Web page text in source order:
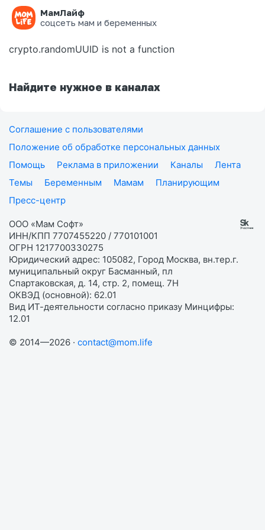
МамЛайф
соцсеть мам и беременных
Ошибка на странице
crypto.randomUUID is not a function
Найдите нужное в каналах
Соглашение с пользователями
Положение об обработке персональных данных
Помощь
Реклама в приложении Каналы
Лента
Темы
Беременным Мамам
Планирующим
Пресс-центр
ООО «Мам Софт»
ИНН/КПП 7707455220 / 770101001
ОГРН 1217700330275
Юридический адрес: 105082, Город Москва, вн.тер.г.
муниципальный округ Басманный, пл
Спартаковская, д. 14, стр. 2, помещ. 7Н
ОКВЭД (основной): 62.01
Вид ИТ-деятельности согласно приказу Минцифры:
12.01
© 2014—2026 · contact@mom.life